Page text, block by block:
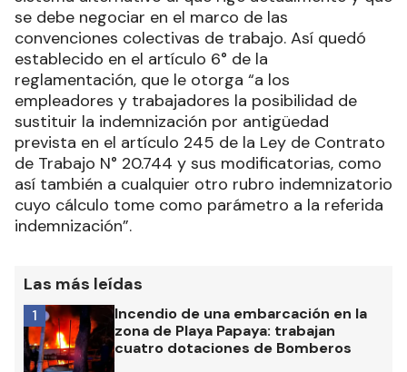
se debe negociar en el marco de las
convenciones colectivas de trabajo. Así quedó
establecido en el artículo 6° de la
reglamentación, que le otorga “a los
empleadores y trabajadores la posibilidad de
sustituir la indemnización por antigüedad
prevista en el artículo 245 de la Ley de Contrato
de Trabajo N° 20.744 y sus modificatorias, como
así también a cualquier otro rubro indemnizatorio
cuyo cálculo tome como parámetro a la referida
indemnización”.
Las más leídas
Incendio de una embarcación en la
zona de Playa Papaya: trabajan
cuatro dotaciones de Bomberos
1